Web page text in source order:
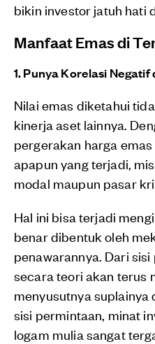
bikin investor jatuh hati
Manfaat Emas di
1. Punya Korelasi
Nilai emas diketahui
kinerja aset lainnya.
pergerakan harga
apapun yang terjadi,
modal maupun pasar
Hal ini bisa terjadi
benar dibentuk oleh
penawarannya. Dari
secara teori akan terus
menyusutnya suplainya
sisi permintaan, minat
logam mulia sangat